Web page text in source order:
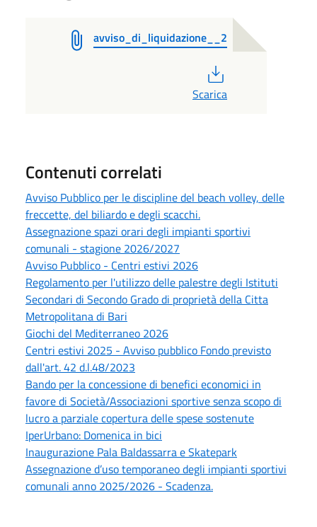
avviso_di_liquidazione__2
Scarica
Contenuti correlati
Avviso Pubblico per le discipline del beach volley, delle
freccette, del biliardo e degli scacchi.
Assegnazione spazi orari degli impianti sportivi
comunali - stagione 2026/2027
Avviso Pubblico - Centri estivi 2026
Regolamento per l'utilizzo delle palestre degli Istituti
Secondari di Secondo Grado di proprietà della Citta
Metropolitana di Bari
Giochi del Mediterraneo 2026
Centri estivi 2025 - Avviso pubblico Fondo previsto
dall'art. 42 d.l.48/2023
Bando per la concessione di benefici economici in
favore di Società/Associazioni sportive senza scopo di
lucro a parziale copertura delle spese sostenute
IperUrbano: Domenica in bici
Inaugurazione Pala Baldassarra e Skatepark
Assegnazione d’uso temporaneo degli impianti sportivi
comunali anno 2025/2026 - Scadenza.